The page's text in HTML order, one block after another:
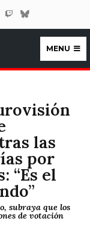
MENU
las
por
“Es el
subraya que los
de votación